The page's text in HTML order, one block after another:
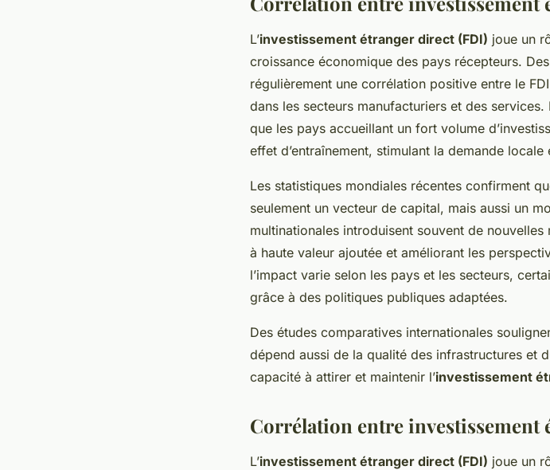
L’investissement étranger direct (FDI) joue un
croissance économique des pays récepteurs.
régulièrement une corrélation positive entre le
dans les secteurs manufacturiers et des
que les pays accueillant un fort volume
effet d’entraînement, stimulant la demande
Les statistiques mondiales récentes confirment
seulement un vecteur de capital, mais aussi un
multinationales introduisent souvent de
à haute valeur ajoutée et améliorant les
l’impact varie selon les pays et les secteurs,
grâce à des politiques publiques adaptées.
Des études comparatives internationales
dépend aussi de la qualité des infrastructures et
capacité à attirer et maintenir l’investissement
Corrélation entre investissement
L’investissement étranger direct (FDI) joue un